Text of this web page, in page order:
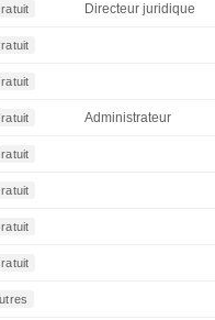
Directeur juridique
Administrateur